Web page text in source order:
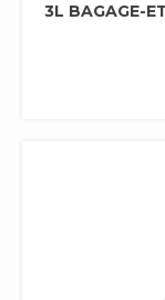
3L BAGAGE-